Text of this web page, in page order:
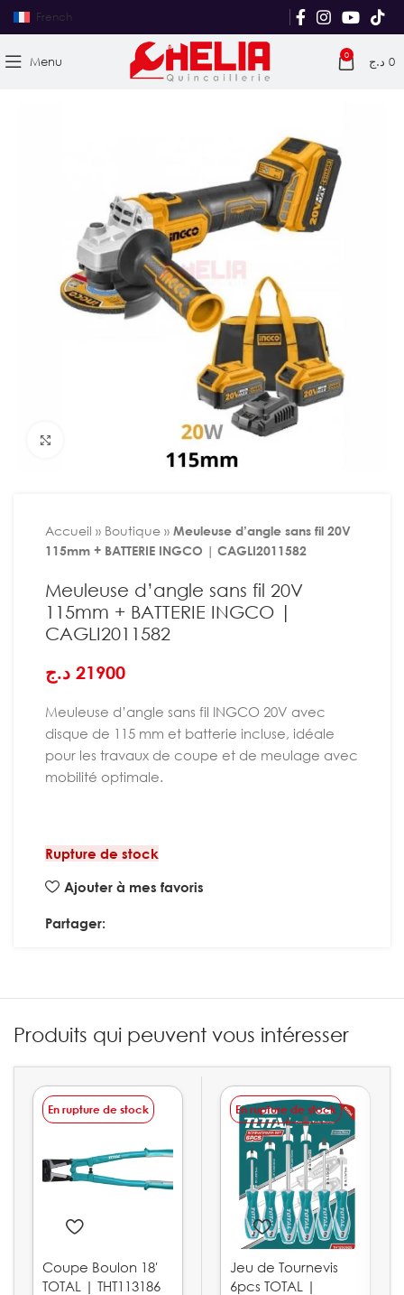
French
Menu 0 0 د.ج
Accueil » Boutique » Meuleuse d’angle sans fil 20V
115mm + BATTERIE INGCO | CAGLI2011582
Meuleuse d’angle sans fil 20V
115mm + BATTERIE INGCO |
CAGLI2011582
21900 د.ج
Meuleuse d’angle sans fil INGCO 20V avec
disque de 115 mm et batterie incluse, idéale
pour les travaux de coupe et de meulage avec
mobilité optimale.
Rupture de stock
Ajouter à mes favoris
Partager:
Produits qui peuvent vous intéresser
En rupture de stock
Coupe Boulon 18′
TOTAL | THT113186
En rupture de stock
Jeu de Tournevis
6pcs TOTAL |